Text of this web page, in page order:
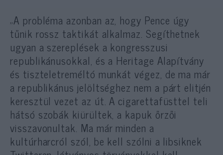
„A probléma azonban az, hogy Pence úgy
tűnik rossz taktikát alkalmaz. Segíthetnek
ugyan a szereplések a kongresszusi
republikánusokkal, és a Heritage Alapítvány
és tiszteletreméltó munkát végez, de ma már
a republikánus jelöltséghez nem a párt elitjén
keresztül vezet az út. A cigarettafüsttel teli
hátsó szobák kiürültek, a kapuk őrzői
visszavonultak. Ma már minden a
kultúrharcról szól, be kell szólni a libsiknek